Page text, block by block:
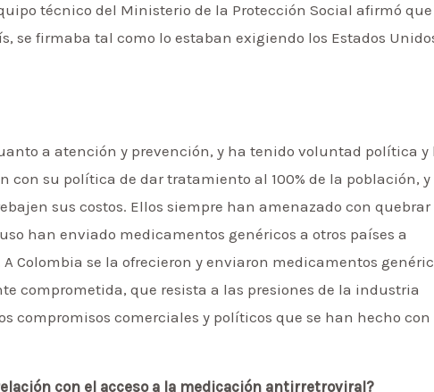
técnico del Ministerio de la Protección Social afirmó que
se firmaba tal como lo estaban exigiendo los Estados
a atención y prevención, y ha tenido voluntad política y
su política de dar tratamiento al 100% de la población, y
sus costos. Ellos siempre han amenazado con quebrar
han enviado medicamentos genéricos a otros países a
Colombia se la ofrecieron y enviaron medicamentos
comprometida, que resista a las presiones de la industria
compromisos comerciales y políticos que se han hecho con
con el acceso a la medicación antirretroviral?